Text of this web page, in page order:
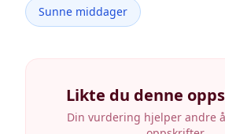
Sunne middager
Likte du denne
Din vurdering hjelper andre